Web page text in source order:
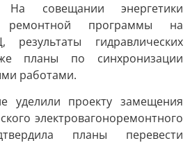
На совещании энергетики
ремонтной программы на
гидравлических
планы по синхронизации
работами.
уделили проекту замещения
электровагоноремонтного
планы перевести